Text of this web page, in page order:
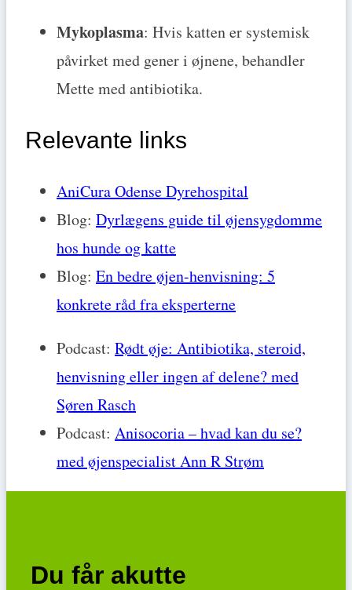
Mykoplasma: Hvis katten er systemisk
påvirket med gener i øjnene, behandler
Mette med antibiotika.
Relevante links
AniCura Odense Dyrehospital
Blog: Dyrlægens guide til øjensygdomme
hos hunde og katte
Blog: En bedre øjen-henvisning: 5
konkrete råd fra eksperterne
Podcast: Rødt øje: Antibiotika, steroid,
henvisning eller ingen af delene? med
Søren Rasch
Podcast: Anisocoria – hvad kan du se?
med øjenspecialist Ann R Strøm
Du får akutte